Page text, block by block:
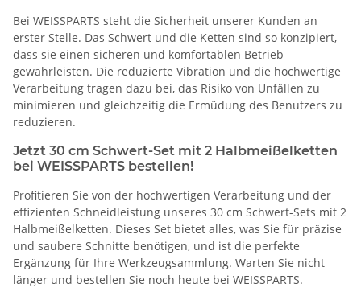
Bei WEISSPARTS steht die Sicherheit unserer Kunden an
erster Stelle. Das Schwert und die Ketten sind so konzipiert,
dass sie einen sicheren und komfortablen Betrieb
gewährleisten. Die reduzierte Vibration und die hochwertige
Verarbeitung tragen dazu bei, das Risiko von Unfällen zu
minimieren und gleichzeitig die Ermüdung des Benutzers zu
reduzieren.
Jetzt 30 cm Schwert-Set mit 2 Halbmeißelketten
bei WEISSPARTS bestellen!
Profitieren Sie von der hochwertigen Verarbeitung und der
effizienten Schneidleistung unseres 30 cm Schwert-Sets mit 2
Halbmeißelketten. Dieses Set bietet alles, was Sie für präzise
und saubere Schnitte benötigen, und ist die perfekte
Ergänzung für Ihre Werkzeugsammlung. Warten Sie nicht
länger und bestellen Sie noch heute bei WEISSPARTS.